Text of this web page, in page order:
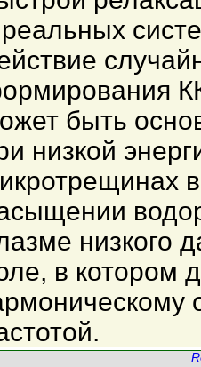
быть
низкой
низкого
в котором